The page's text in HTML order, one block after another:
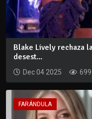
Blake Lively rechaza
desest...
Dec 04 2025 699
FARÁNDULA